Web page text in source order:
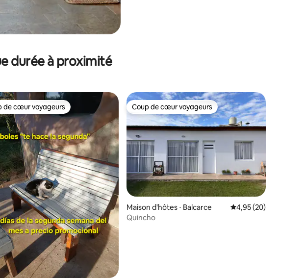
durée à proximité
sur la base de 17 commentaires : 5 sur 5
de cœur voyageurs
de cœur voyageurs Coup de cœur voyageurs
Coup de cœur voyageurs
Maison d'hôtes ⋅ Balcarce Évaluation moyenne
4,95 (20)
Quincho